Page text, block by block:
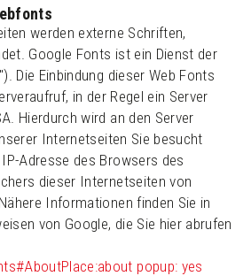
werden externe Schriften,
Google Fonts ist ein Dienst der
Die Einbindung dieser Web Fonts
in der Regel ein Server
Hierdurch wird an den Server
Internetseiten Sie besucht
Adresse des Browsers des
dieser Internetseiten von
Informationen finden Sie in
von Google, die Sie hier abrufen
popup: yes